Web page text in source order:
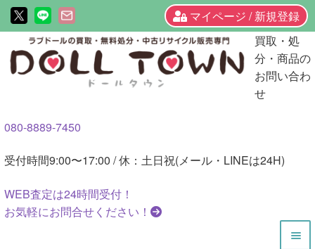
マイページ / 新規登録
ビ
ゲ
ョ
へ
キ
ッ
ン
テ
へ
キ
プ
買取・処
分・商品の
お問い合わ
せ
080-8889-7450
受付時間9:00〜17:00 / 休：土日祝(メール・LINEは24H)
WEB査定は24時間受付！
お気軽にお問合せください！